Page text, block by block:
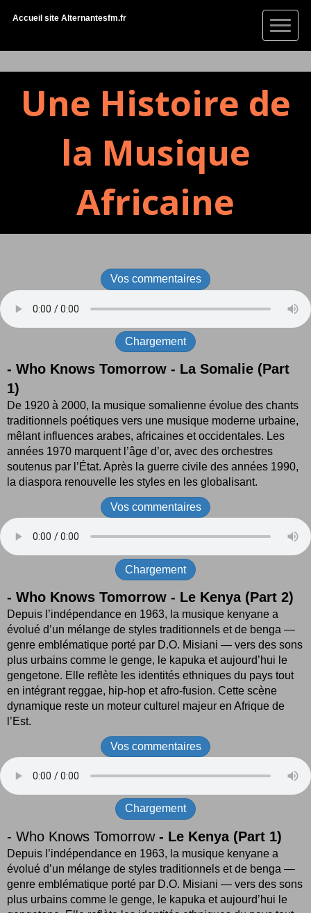
Accueil site Alternantesfm.fr
Une Histoire de
la Musique
Africaine
Vos commentaires
Chargement
- Who Knows Tomorrow - La Somalie (Part
1)
De 1920 à 2000, la musique somalienne évolue des chants
traditionnels poétiques vers une musique moderne urbaine,
mêlant influences arabes, africaines et occidentales. Les
années 1970 marquent l’âge d’or, avec des orchestres
soutenus par l’État. Après la guerre civile des années 1990,
la diaspora renouvelle les styles en les globalisant.
Vos commentaires
Chargement
- Who Knows Tomorrow - Le Kenya (Part 2)
Depuis l’indépendance en 1963, la musique kenyane a
évolué d’un mélange de styles traditionnels et de benga —
genre emblématique porté par D.O. Misiani — vers des sons
plus urbains comme le genge, le kapuka et aujourd’hui le
gengetone. Elle reflète les identités ethniques du pays tout
en intégrant reggae, hip-hop et afro-fusion. Cette scène
dynamique reste un moteur culturel majeur en Afrique de
l’Est.
Vos commentaires
Chargement
- Who Knows Tomorrow- Le Kenya (Part 1)
Depuis l’indépendance en 1963, la musique kenyane a
évolué d’un mélange de styles traditionnels et de benga —
genre emblématique porté par D.O. Misiani — vers des sons
plus urbains comme le genge, le kapuka et aujourd’hui le